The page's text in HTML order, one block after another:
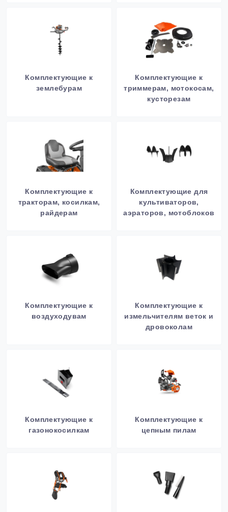
Комплектующие к
землебурам
Комплектующие к
триммерам, мотокосам,
кусторезам
Комплектующие к
тракторам, косилкам,
райдерам
Комплектующие для
культиваторов,
аэраторов, мотоблоков
Комплектующие к
воздуходувам
Комплектующие к
измельчителям веток и
дровоколам
Комплектующие к
газонокосилкам
Комплектующие к
цепным пилам